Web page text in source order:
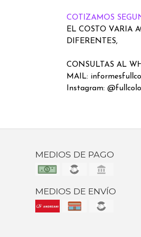
COTIZAMOS
EL COSTO VARIA
DIFERENTES,
CONSULTAS AL
MAIL:
Instagram:
MEDIOS DE PAGO
MEDIOS DE ENVÍO